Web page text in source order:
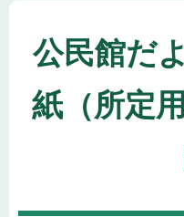
公民館だ
紙（所定